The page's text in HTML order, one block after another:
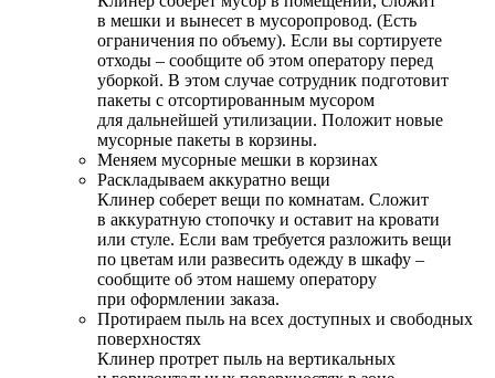
в мешки и вынесет в мусоропровод. (Есть
ограничения по объему). Если вы сортируете
отходы – сообщите об этом оператору перед
уборкой. В этом случае сотрудник подготовит
пакеты с отсортированным мусором
для дальнейшей утилизации. Положит новые
мусорные пакеты в корзины.
Меняем мусорные мешки в корзинах
Раскладываем аккуратно вещи
Клинер соберет вещи по комнатам. Сложит
в аккуратную стопочку и оставит на кровати
или стуле. Если вам требуется разложить вещи
по цветам или развесить одежду в шкафу –
сообщите об этом нашему оператору
при оформлении заказа.
Протираем пыль на всех доступных и свободных
поверхностях
Клинер протрет пыль на вертикальных